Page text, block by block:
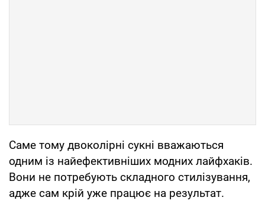
Саме тому двоколірні сукні вважаються
одним із найефективніших модних лайфхаків.
Вони не потребують складного стилізування,
адже сам крій уже працює на результат.